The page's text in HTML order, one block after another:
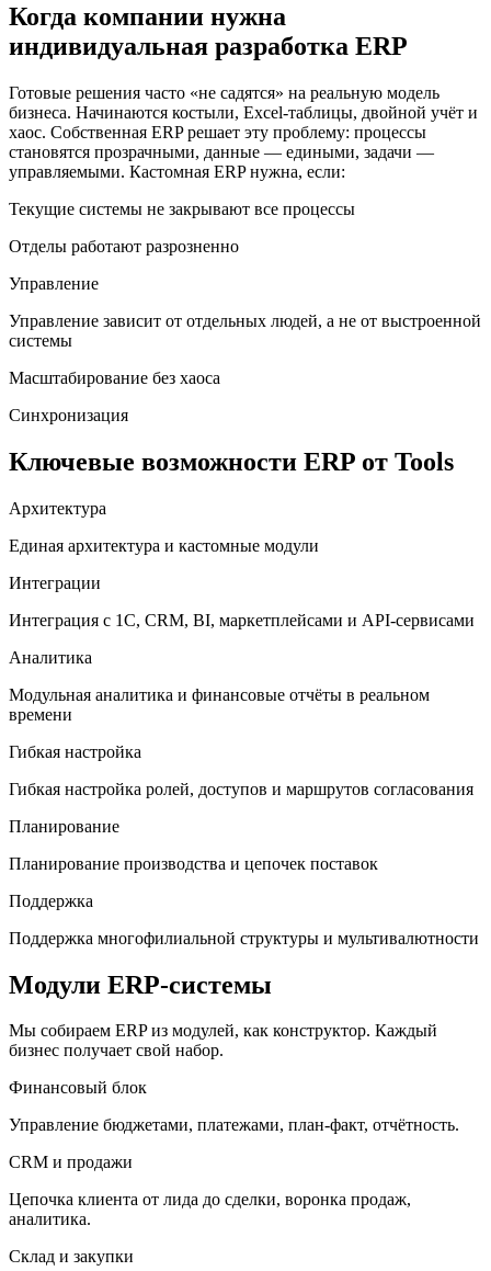
Когда компании нужна
индивидуальная разработка ERP
Готовые решения часто «не садятся» на реальную модель
бизнеса. Начинаются костыли, Excel-таблицы, двойной учёт и
хаос. Собственная ERP решает эту проблему: процессы
становятся прозрачными, данные — едиными, задачи —
управляемыми. Кастомная ERP нужна, если:
Текущие системы не закрывают все процессы
Отделы работают разрозненно
Управление
Управление зависит от отдельных людей, а не от выстроенной
системы
Масштабирование без хаоса
Синхронизация
Ключевые возможности ERP от Tools
Архитектура
Единая архитектура и кастомные модули
Интеграции
Интеграция с 1С, CRM, BI, маркетплейсами и API-сервисами
Аналитика
Модульная аналитика и финансовые отчёты в реальном
времени
Гибкая настройка
Гибкая настройка ролей, доступов и маршрутов согласования
Планирование
Планирование производства и цепочек поставок
Поддержка
Поддержка многофилиальной структуры и мультивалютности
Модули ERP-системы
Мы собираем ERP из модулей, как конструктор. Каждый
бизнес получает свой набор.
Финансовый блок
Управление бюджетами, платежами, план-факт, отчётность.
CRM и продажи
Цепочка клиента от лида до сделки, воронка продаж,
аналитика.
Склад и закупки